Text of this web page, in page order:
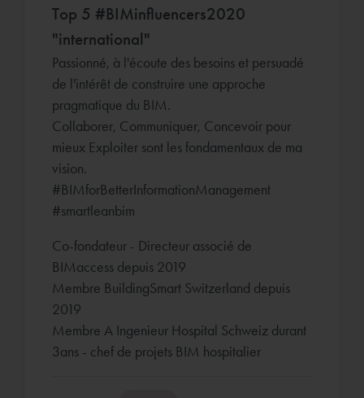
Top 5 #BIMinfluencers2020
"international"
Passionné, à l'écoute des besoins et persuadé
de l'intérêt de construire une approche
pragmatique du BIM.
Collaborer, Communiquer, Concevoir pour
mieux Exploiter sont les fondamentaux de ma
vision.
#BIMforBetterInformationManagement
#smartleanbim
Co-fondateur - Directeur associé de
BIMaccess depuis 2019
Membre BuildingSmart Switzerland depuis
2019
Membre A Ingenieur Hospital Schweiz durant
3ans - chef de projets BIM hospitalier